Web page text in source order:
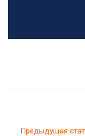
Предыдущая